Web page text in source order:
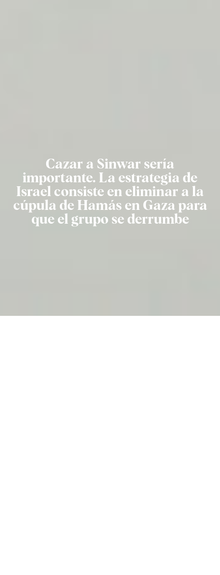
Cazar a Sinwar sería
importante. La estrategia de
Israel consiste en eliminar a la
cúpula de Hamás en Gaza para
que el grupo se derrumbe